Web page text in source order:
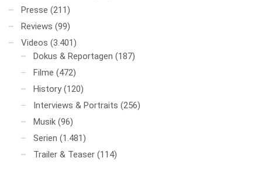
Presse (211)
Reviews (99)
Videos (3.401)
Dokus & Reportagen (187)
Filme (472)
History (120)
Interviews & Portraits (256)
Musik (96)
Serien (1.481)
Trailer & Teaser (114)